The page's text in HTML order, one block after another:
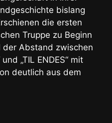
bislang
die ersten
Truppe zu Beginn
Abstand zwischen
„TIL ENDES“ mit
deutlich aus dem